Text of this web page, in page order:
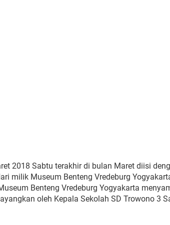
2018 Sabtu terakhir di bulan Maret diisi
milik Museum Benteng Vredeburg
Benteng Vredeburg Yogyakarta
oleh Kepala Sekolah SD Trowono 3